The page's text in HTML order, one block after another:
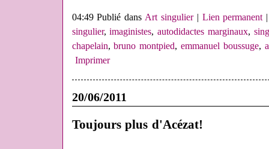
04:49 Publié dansArt singulier| Lien permanent
singulier,imaginistes,autodidactes marginaux,
chapelain,bruno montpied,emmanuel boussuge,
Imprimer
20/06/2011
Toujours plus d'Acézat!